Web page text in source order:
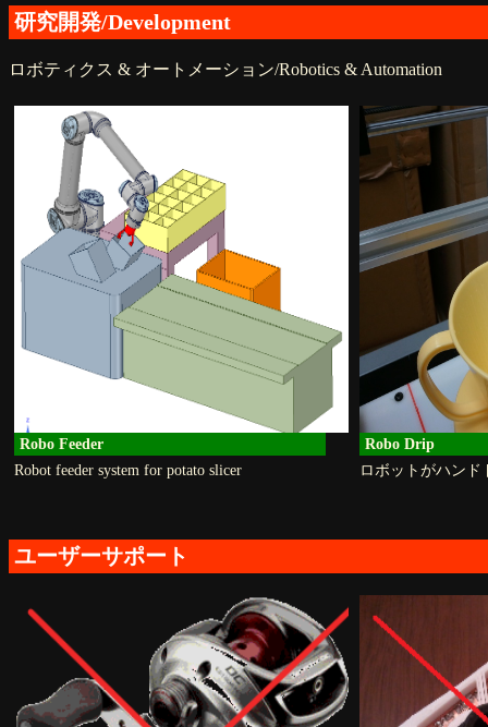
研究開発/Development
ロボティクス & オートメーション/Robotics & Automation
Robo Feeder
Robot feeder system for potato slicer
Robo Drip
ロボットがハンド
ユーザーサポート